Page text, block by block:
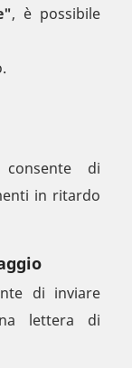
, è possibile
di
in ritardo
di inviare
lettera di